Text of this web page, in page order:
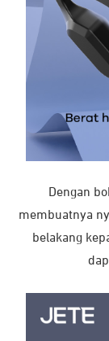
Dengan
membuatnya
belakang
Produk yang